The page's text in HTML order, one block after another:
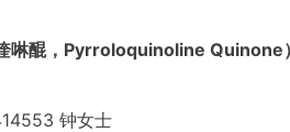
啉醌，Pyrroloquinoline Quinone）
钟女士